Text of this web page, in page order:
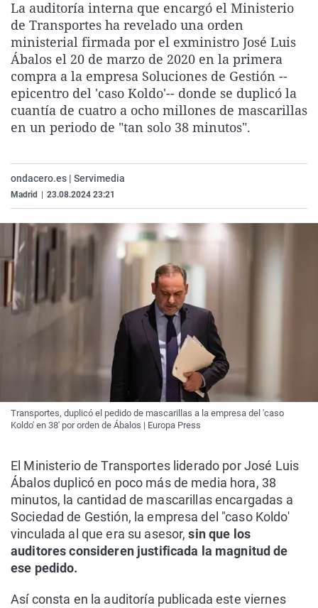
La rosa de los vientos
Gente viajera
Como el perro y el
Caso
Retornados
Equipo de
Operación Viuda
Extremadura
Galicia
La Rioja
Navarra
País Vasco
Virales
Televisión
Elecciones
La auditoría interna que encargó el Ministerio
de Transportes ha revelado una orden
ministerial firmada por el exministro José Luis
Ábalos el 20 de marzo de 2020 en la primera
compra a la empresa Soluciones de Gestión --
epicentro del 'caso Koldo'-- donde se duplicó la
cuantía de cuatro a ocho millones de mascarillas
en un periodo de "tan solo 38 minutos".
ondacero.es | Servimedia
Madrid 23.08.2024 23:21
Transportes, duplicó el pedido de mascarillas a la empresa del 'caso
Koldo' en 38' por orden de Ábalos | Europa Press
El Ministerio de Transportes liderado por José Luis
Ábalos duplicó en poco más de media hora, 38
minutos, la cantidad de mascarillas encargadas a
Sociedad de Gestión, la empresa del "caso Koldo'
vinculada al que era su asesor,sin que los
auditores consideren justificada la magnitud de
ese pedido.
Así consta en la auditoría publicada este viernes